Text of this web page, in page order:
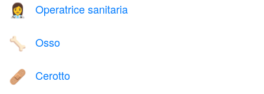
👩‍⚕️ Operatrice sanitaria
🦴 Osso
🩹 Cerotto